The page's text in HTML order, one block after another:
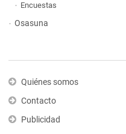
Encuestas
Osasuna
Quiénes somos
Contacto
Publicidad